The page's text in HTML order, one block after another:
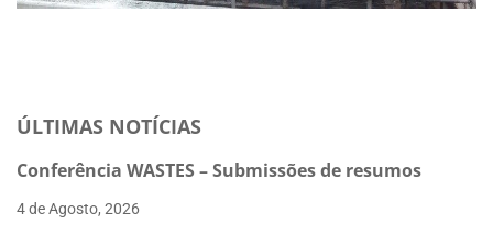
ÚLTIMAS NOTÍCIAS
Conferência WASTES – Submissões de resumos
4 de Agosto, 2026